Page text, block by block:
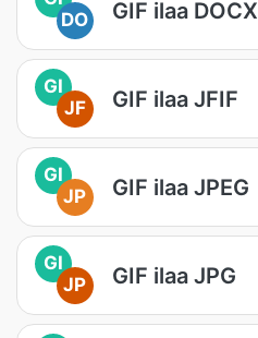
DO
GIF ilaa DOCX
GI
JF
GIF ilaa JFIF
GI
JP
GIF ilaa JPEG
GI
JP
GIF ilaa JPG